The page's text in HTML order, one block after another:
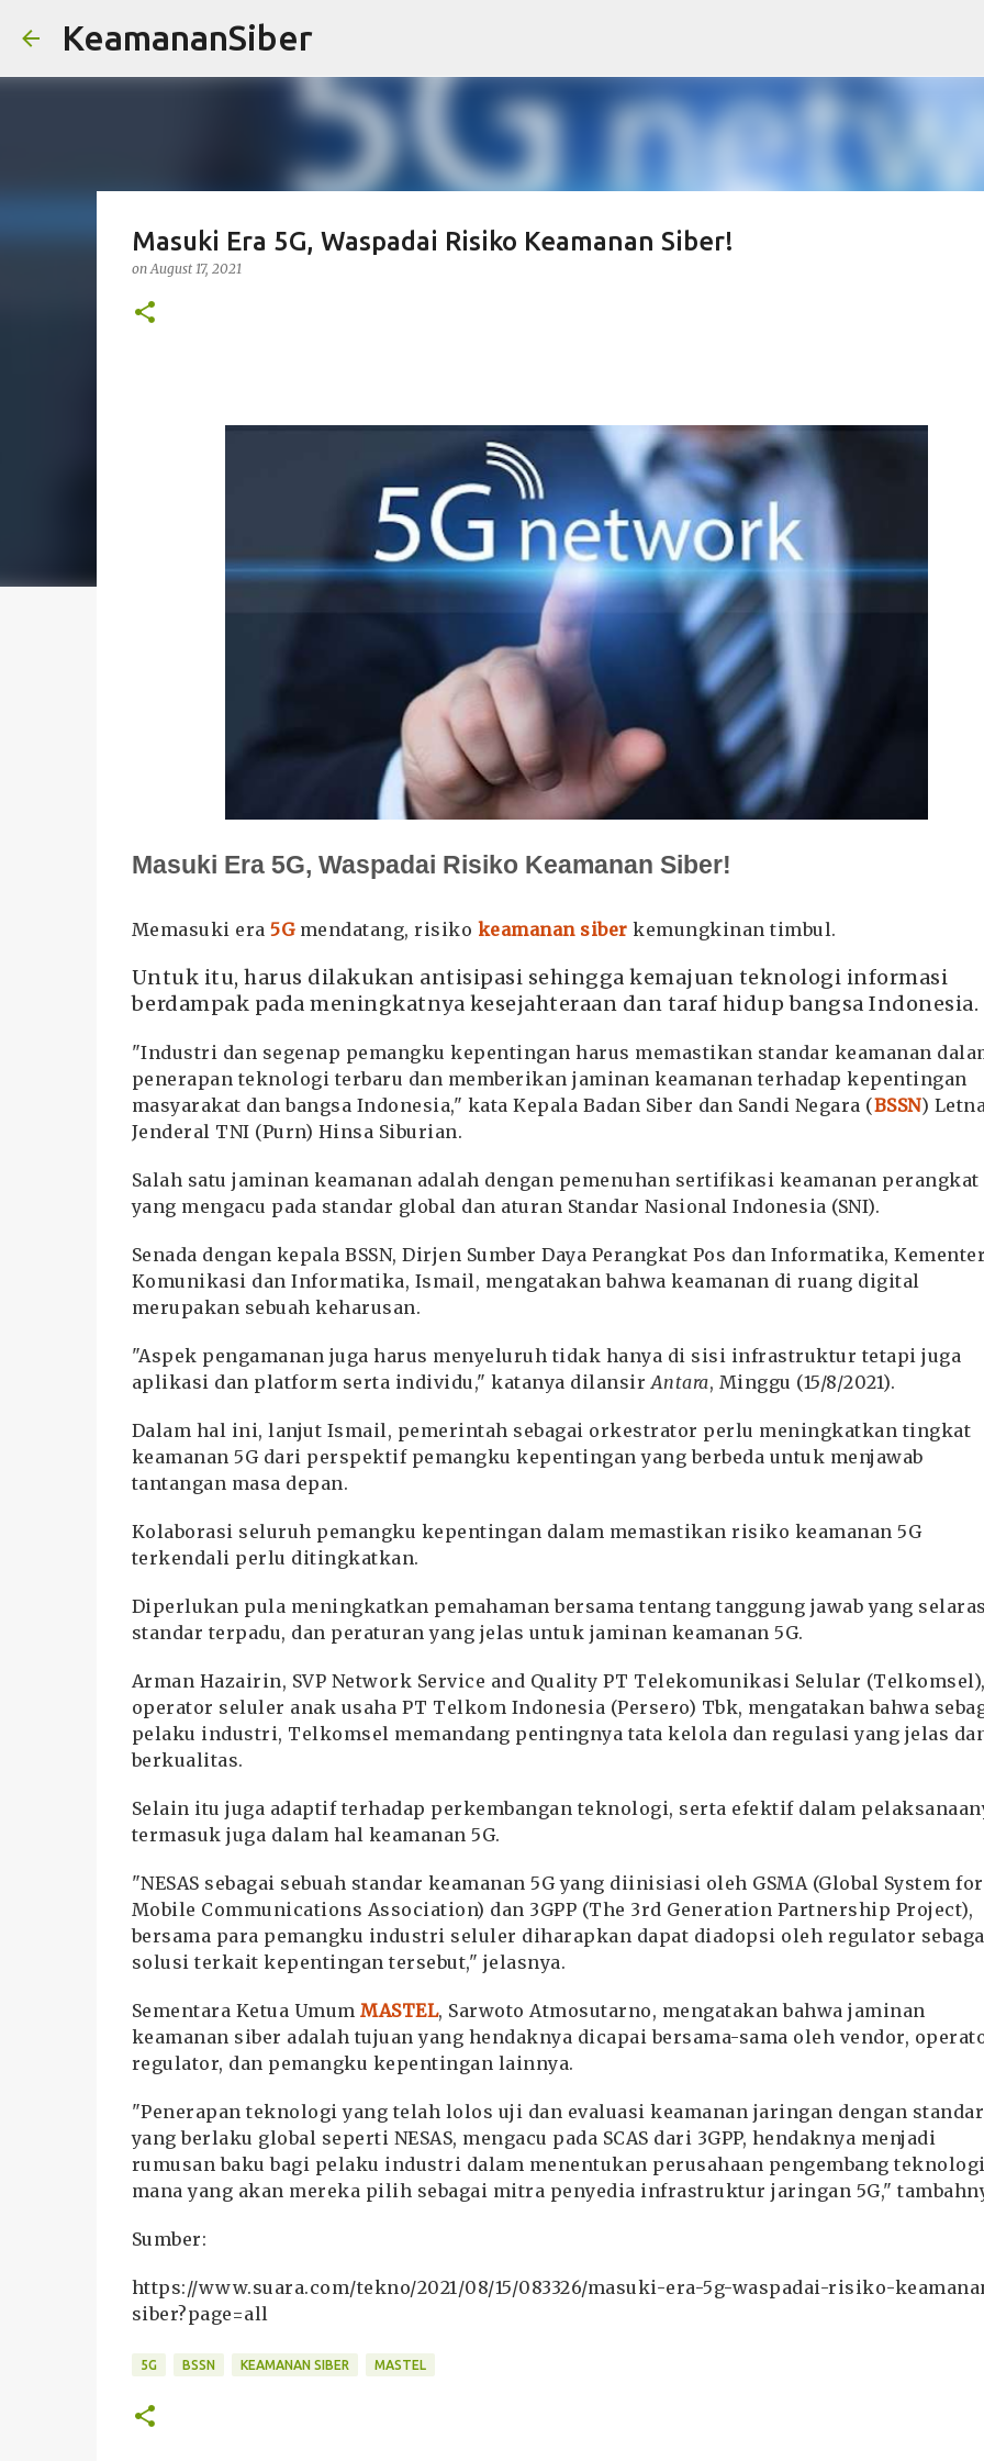
KeamananSiber
Masuki Era 5G, Waspadai Risiko Keamanan Siber!
onAugust 17, 2021
Masuki Era 5G, Waspadai Risiko Keamanan Siber!
Memasuki era 5Gmendatang, risiko keamanan siber kemungkinan timbul.
Untuk itu, harus dilakukan antisipasi sehingga kemajuan teknologi informasi
berdampak pada meningkatnya kesejahteraan dan taraf hidup bangsa Indonesia.
"Industri dan segenap pemangku kepentingan harus memastikan standar keamanan
penerapan teknologi terbaru dan memberikan jaminan keamanan terhadap kepentingan
masyarakat dan bangsa Indonesia," kata Kepala Badan Siber dan Sandi Negara (BSSN)
Jenderal TNI (Purn) Hinsa Siburian.
Salah satu jaminan keamanan adalah dengan pemenuhan sertifikasi keamanan perangkat
yang mengacu pada standar global dan aturan Standar Nasional Indonesia (SNI).
Senada dengan kepala BSSN, Dirjen Sumber Daya Perangkat Pos dan Informatika,
Komunikasi dan Informatika, Ismail, mengatakan bahwa keamanan di ruang digital
merupakan sebuah keharusan.
"Aspek pengamanan juga harus menyeluruh tidak hanya di sisi infrastruktur tetapi juga
aplikasi dan platform serta individu," katanya dilansir Antara, Minggu (15/8/2021).
Dalam hal ini, lanjut Ismail, pemerintah sebagai orkestrator perlu meningkatkan tingkat
keamanan 5G dari perspektif pemangku kepentingan yang berbeda untuk menjawab
tantangan masa depan.
Kolaborasi seluruh pemangku kepentingan dalam memastikan risiko keamanan 5G
terkendali perlu ditingkatkan.
Diperlukan pula meningkatkan pemahaman bersama tentang tanggung jawab yang
standar terpadu, dan peraturan yang jelas untuk jaminan keamanan 5G.
Arman Hazairin, SVP Network Service and Quality PT Telekomunikasi Selular (Telkomsel),
operator seluler anak usaha PT Telkom Indonesia (Persero) Tbk, mengatakan bahwa
pelaku industri, Telkomsel memandang pentingnya tata kelola dan regulasi yang jelas
berkualitas.
Selain itu juga adaptif terhadap perkembangan teknologi, serta efektif dalam
termasuk juga dalam hal keamanan 5G.
"NESAS sebagai sebuah standar keamanan 5G yang diinisiasi oleh GSMA (Global System for
Mobile Communications Association) dan 3GPP (The 3rd Generation Partnership Project),
bersama para pemangku industri seluler diharapkan dapat diadopsi oleh regulator
solusi terkait kepentingan tersebut," jelasnya.
Sementara Ketua Umum MASTEL, Sarwoto Atmosutarno, mengatakan bahwa jaminan
keamanan siber adalah tujuan yang hendaknya dicapai bersama-sama oleh vendor,
regulator, dan pemangku kepentingan lainnya.
"Penerapan teknologi yang telah lolos uji dan evaluasi keamanan jaringan dengan standar
yang berlaku global seperti NESAS, mengacu pada SCAS dari 3GPP, hendaknya menjadi
rumusan baku bagi pelaku industri dalam menentukan perusahaan pengembang teknologi
mana yang akan mereka pilih sebagai mitra penyedia infrastruktur jaringan 5G,"
Sumber:
https://www.suara.com/tekno/2021/08/15/083326/masuki-era-5g-waspadai-risiko-
siber?page=all
5G BSSN KEAMANAN SIBER MASTEL